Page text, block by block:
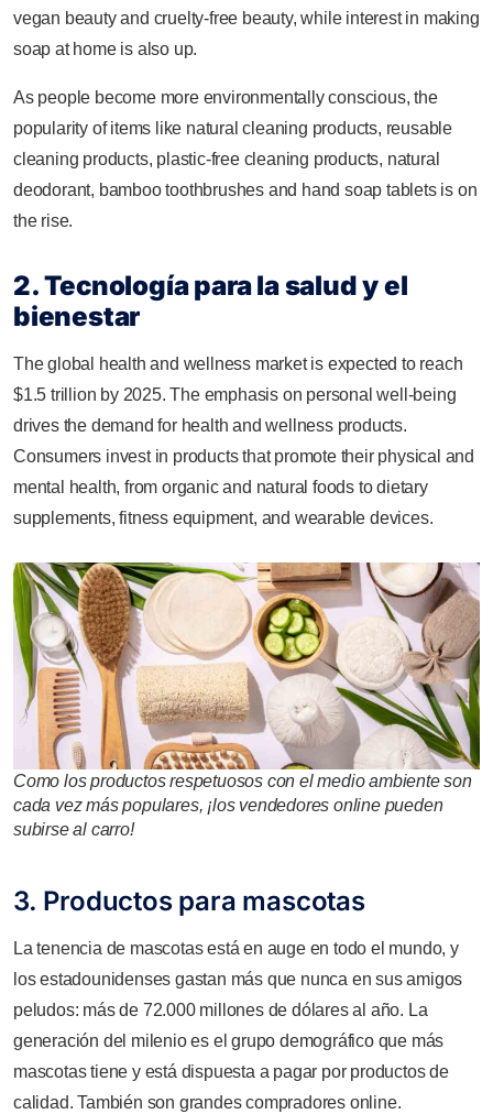
vegan beauty and cruelty-free beauty, while interest in making
soap at home is also up.
As people become more environmentally conscious, the
popularity of items like natural cleaning products, reusable
cleaning products, plastic-free cleaning products, natural
deodorant, bamboo toothbrushes and hand soap tablets is on
the rise.
2. Tecnología para la salud y el
bienestar
The global health and wellness market is expected to reach
$1.5 trillion by 2025. The emphasis on personal well-being
drives the demand for health and wellness products.
Consumers invest in products that promote their physical and
mental health, from organic and natural foods to dietary
supplements, fitness equipment, and wearable devices.
Como los productos respetuosos con el medio ambiente son
cada vez más populares, ¡los vendedores online pueden
subirse al carro!
3. Productos para mascotas
La tenencia de mascotas está en auge en todo el mundo, y
los estadounidenses gastan más que nunca en sus amigos
peludos: más de 72.000 millones de dólares al año. La
generación del milenio es el grupo demográfico que más
mascotas tiene y está dispuesta a pagar por productos de
calidad. También son grandes compradores online.